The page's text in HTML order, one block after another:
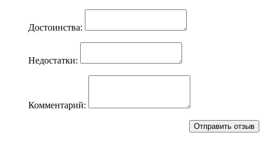
Достоинства:
Недостатки:
Комментарий: